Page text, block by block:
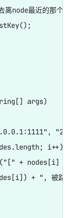
node最近的那个结
args)
i++)
+ nodes[i] +
+ ", 被路由